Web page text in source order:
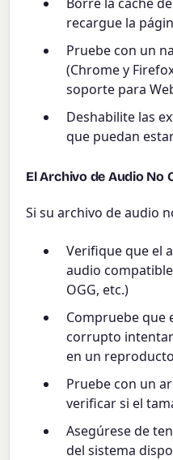
recargue la
Pruebe con un
(Chrome y
soporte para
Deshabilite las
que puedan
El Archivo de Audio No
Si su archivo de audio
Verifique que el
audio compatible
OGG, etc.)
Compruebe que
corrupto
en un
Pruebe con un
verificar si el
Asegúrese de
del sistema